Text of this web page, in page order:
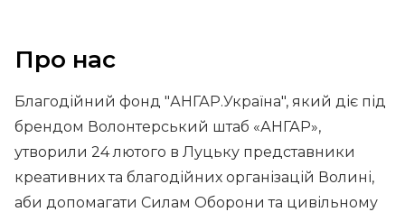
Про нас
Благодійний фонд "АНГАР.Україна", який діє під
брендом Волонтерський штаб «АНГАР»,
утворили 24 лютого в Луцьку представники
креативних та благодійних організацій Волині,
аби допомагати Силам Оборони та цивільному